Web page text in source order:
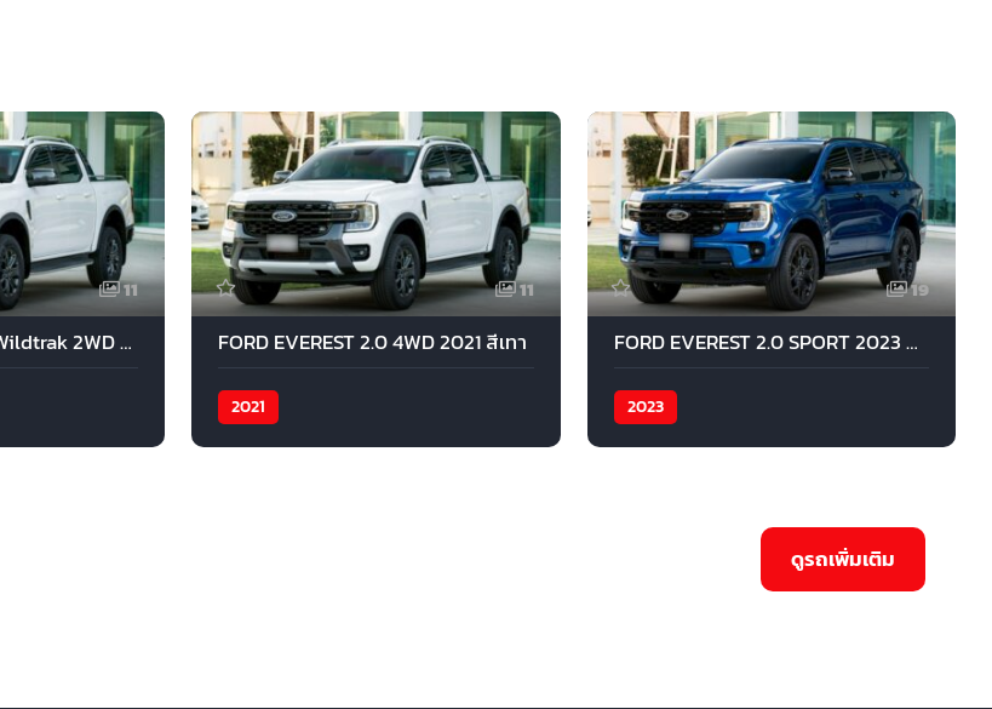
11
FORD RANGER 2.0 Wildtrak 2WD 2022 สีขาว
11
FORD EVEREST 2.0 4WD 2021 สีเทา
2021
19
FORD EVEREST 2.0 SPORT 2023 สีนํ้าเงิน
2023